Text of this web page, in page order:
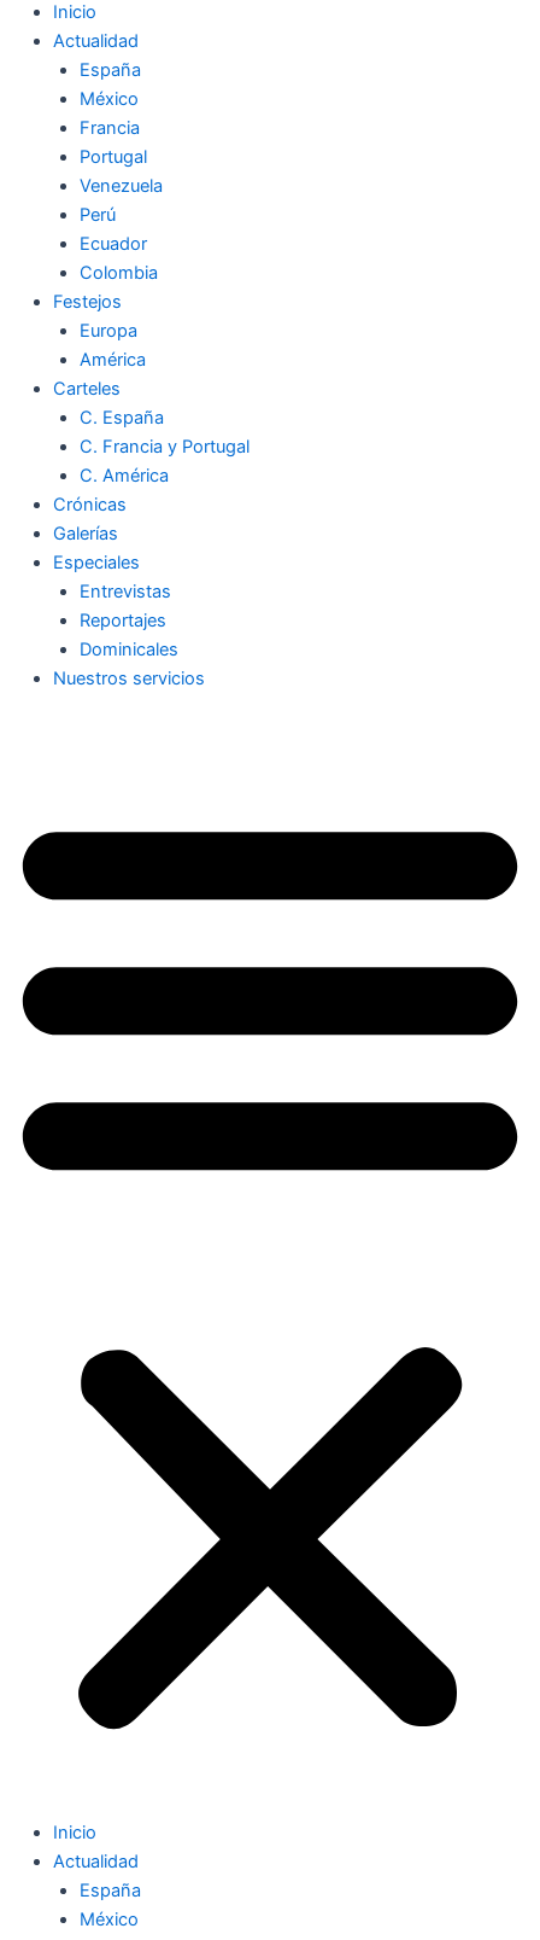
Inicio
Actualidad
España
México
Francia
Portugal
Venezuela
Perú
Ecuador
Colombia
Festejos
Europa
América
Carteles
C. España
C. Francia y Portugal
C. América
Crónicas
Galerías
Especiales
Entrevistas
Reportajes
Dominicales
Nuestros servicios
Inicio
Actualidad
España
México